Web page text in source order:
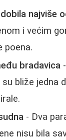
najviše
i većim
poena.
bradavica
bliže jedna
- Dva
nisu bila